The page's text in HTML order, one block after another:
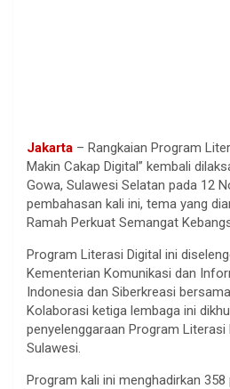
Jakarta – Rangkaian Program
Makin Cakap Digital” kembali
Gowa, Sulawesi Selatan pada 12
pembahasan kali ini, tema yang
Ramah Perkuat Semangat
Program Literasi Digital ini
Kementerian Komunikasi dan
Indonesia dan Siberkreasi
Kolaborasi ketiga lembaga ini
penyelenggaraan Program Literasi
Sulawesi.
Program kali ini menghadirkan 358